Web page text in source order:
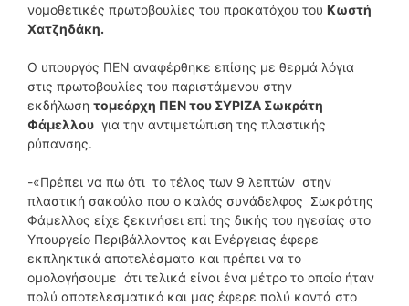
νομοθετικές πρωτοβουλίες του προκατόχου του Κωστή
Χατζηδάκη.
Ο υπουργός ΠΕΝ αναφέρθηκε επίσης με θερμά λόγια
στις πρωτοβουλίες του παριστάμενου στην
εκδήλωση τομεάρχη ΠΕΝ του ΣΥΡΙΖΑ Σωκράτη
Φάμελλου για την αντιμετώπιση της πλαστικής
ρύπανσης.
-«Πρέπει να πω ότι το τέλος των 9 λεπτών στην
πλαστική σακούλα που ο καλός συνάδελφος Σωκράτης
Φάμελλος είχε ξεκινήσει επί της δικής του ηγεσίας στο
Υπουργείο Περιβάλλοντος και Ενέργειας έφερε
εκπληκτικά αποτελέσματα και πρέπει να το
ομολογήσουμε ότι τελικά είναι ένα μέτρο το οποίο ήταν
πολύ αποτελεσματικό και μας έφερε πολύ κοντά στο